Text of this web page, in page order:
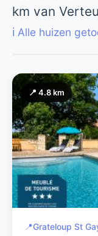
km van
ℹ️ Alle huizen
📍 4.8 km
📍Grateloup St